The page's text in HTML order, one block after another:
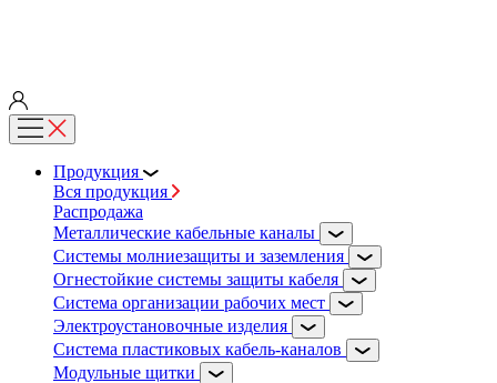
Продукция
Вся продукция
Распродажа
Металлические кабельные каналы
Системы молниезащиты и заземления
Огнестойкие системы защиты кабеля
Система организации рабочих мест
Электроустановочные изделия
Система пластиковых кабель-каналов
Модульные щитки